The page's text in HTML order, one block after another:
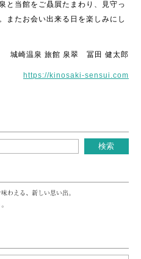
と当館をご贔屓たまわり、見守っ
またお会い出来る日を楽しみにし
城崎温泉 旅館 泉翠 冨田 健太郎
https://kinosaki-sensui.com
わえる、新しい思い出。